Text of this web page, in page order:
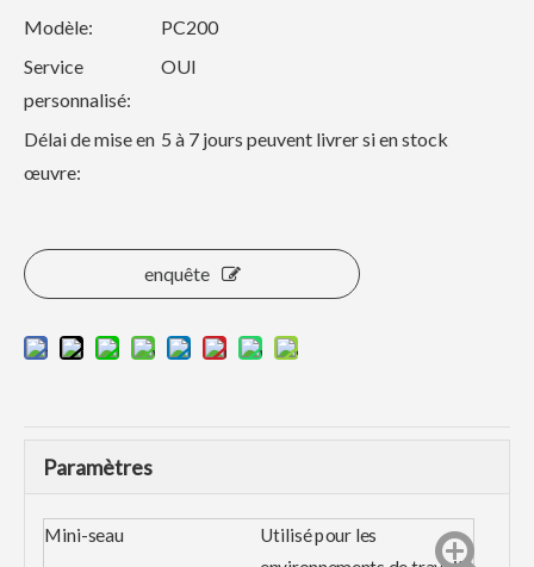
Modèle:
PC200
Service
personnalisé:
OUI
Délai de mise en
œuvre:
5 à 7 jours peuvent livrer si en stock
enquête
Paramètres
Mini-seau
Utilisé pour les